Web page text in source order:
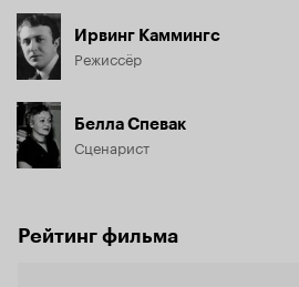
Ирвинг Каммингс
Режиссёр
Белла Спевак
Сценарист
Рейтинг фильма